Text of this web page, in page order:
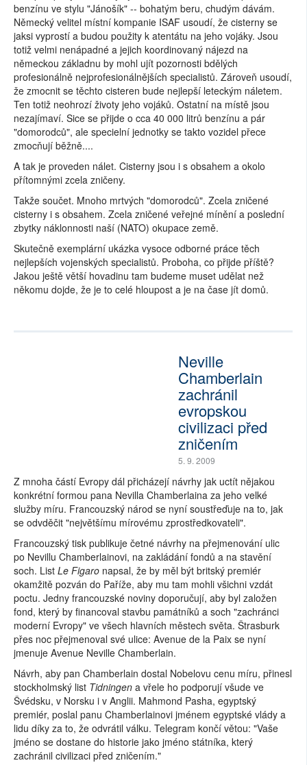
benzínu ve stylu "Jánošík" -- bohatým beru, chudým dávám.
Německý velitel místní kompanie ISAF usoudí, že cisterny se
jaksi vyprostí a budou použity k atentátu na jeho vojáky. Jsou
totiž velmi nenápadné a jejich koordinovaný nájezd na
německou základnu by mohl ujít pozornosti bdělých
profesionálně nejprofesionálnějších specialistů. Zároveň usoudí,
že zmocnit se těchto cisteren bude nejlepší leteckým náletem.
Ten totiž neohrozí životy jeho vojáků. Ostatní na místě jsou
nezajímaví. Sice se přijde o cca 40 000 litrů benzínu a pár
"domorodců", ale specielní jednotky se takto vozidel přece
zmocňují běžně....
A tak je proveden nálet. Cisterny jsou i s obsahem a okolo
přítomnými zcela zničeny.
Takže součet. Mnoho mrtvých "domorodců". Zcela zničené
cisterny i s obsahem. Zcela zničené veřejné mínění a poslední
zbytky náklonnosti naší (NATO) okupace země.
Skutečně exemplární ukázka vysoce odborné práce těch
nejlepších vojenských specialistů. Proboha, co přijde příště?
Jakou ještě větší hovadinu tam budeme muset udělat než
někomu dojde, že je to celé hloupost a je na čase jít domů.
Neville
Chamberlain
zachránil
evropskou
civilizaci před
zničením
5. 9. 2009
Z mnoha částí Evropy dál přicházejí návrhy jak uctít nějakou
konkrétní formou pana Nevilla Chamberlaina za jeho velké
služby míru. Francouzský národ se nyní soustřeďuje na to, jak
se odvděčit "největšímu mírovému zprostředkovateli".
Francouzský tisk publikuje četné návrhy na přejmenování ulic
po Nevillu Chamberlainovi, na zakládání fondů a na stavění
soch. List Le Figaro napsal, že by měl být britský premiér
okamžitě pozván do Paříže, aby mu tam mohli všichni vzdát
poctu. Jedny francouzské noviny doporučují, aby byl založen
fond, který by financoval stavbu památníků a soch "zachránci
moderní Evropy" ve všech hlavních městech světa. Štrasburk
přes noc přejmenoval své ulice: Avenue de la Paix se nyní
jmenuje Avenue Neville Chamberlain.
Návrh, aby pan Chamberlain dostal Nobelovu cenu míru, přinesl
stockholmský list Tidningen a vřele ho podporují všude ve
Švédsku, v Norsku i v Anglii. Mahmond Pasha, egyptský
premiér, poslal panu Chamberlainovi jménem egyptské vlády a
lidu díky za to, že odvrátil válku. Telegram končí větou: "Vaše
jméno se dostane do historie jako jméno státníka, který
zachránil civilizaci před zničením."